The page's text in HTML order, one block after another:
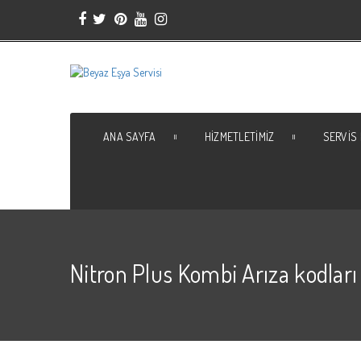
ANA SAYFA HIZMETLETIMIZ SERVIS
Nitron Plus Kombi Arıza kodları